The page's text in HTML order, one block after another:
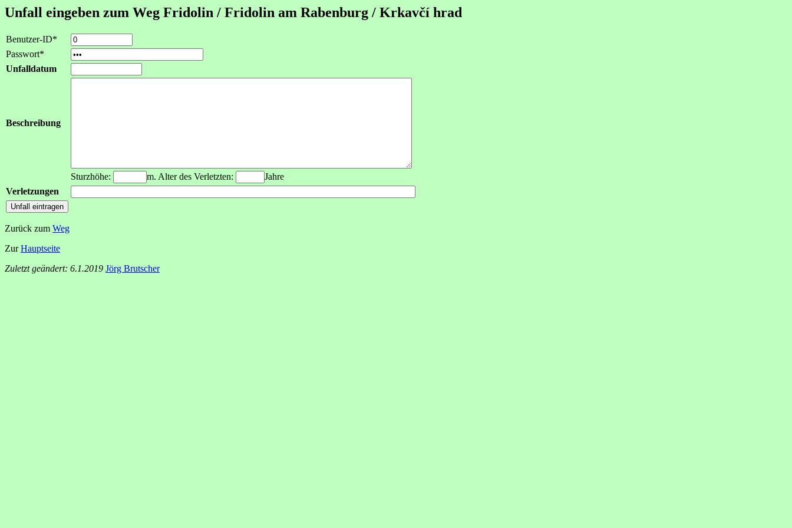
Unfall eingeben zum Weg Fridolin / Fridolin am Rabenburg / Krkavčí hrad
Benutzer-ID*
Passwort*
Unfalldatum
Beschreibung
Sturzhöhe: m. Alter des Verletzten:
Jahre
Verletzungen
Zurück zum Weg
ZurHauptseite
Zuletzt geändert: 6.1.2019 Jörg Brutscher